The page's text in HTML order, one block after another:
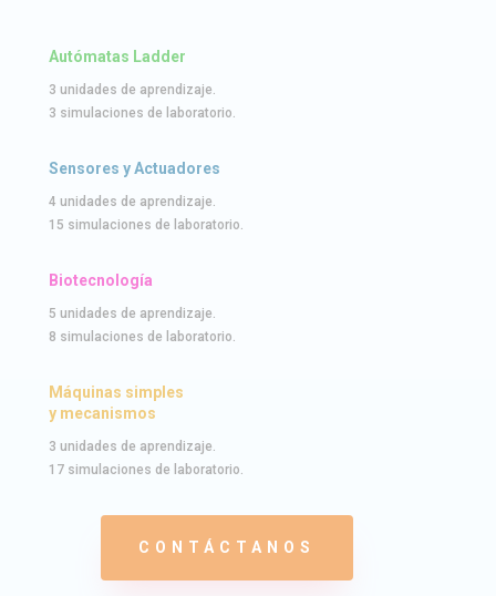
Autómatas Ladder
3 unidades de aprendizaje.
3 simulaciones de laboratorio.
Sensores y Actuadores
4 unidades de aprendizaje.
15 simulaciones de laboratorio.
Biotecnología
5 unidades de aprendizaje.
8 simulaciones de laboratorio.
Máquinas simples
y mecanismos
3 unidades de aprendizaje.
17 simulaciones de laboratorio.
CONTÁCTANOS